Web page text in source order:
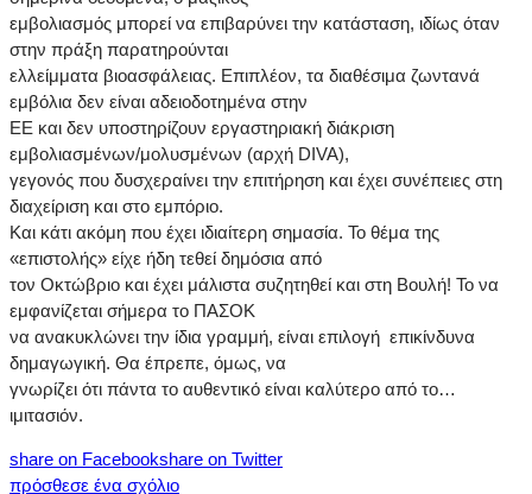
εμβολιασμός μπορεί να επιβαρύνει την κατάσταση, ιδίως όταν
στην πράξη παρατηρούνται
ελλείμματα βιοασφάλειας. Επιπλέον, τα διαθέσιμα ζωντανά
εμβόλια δεν είναι αδειοδοτημένα στην
ΕΕ και δεν υποστηρίζουν εργαστηριακή διάκριση
εμβολιασμένων/μολυσμένων (αρχή DIVA),
γεγονός που δυσχεραίνει την επιτήρηση και έχει συνέπειες στη
διαχείριση και στο εμπόριο.
Και κάτι ακόμη που έχει ιδιαίτερη σημασία. Το θέμα της
«επιστολής» είχε ήδη τεθεί δημόσια από
τον Οκτώβριο και έχει μάλιστα συζητηθεί και στη Βουλή! Το να
εμφανίζεται σήμερα το ΠΑΣΟΚ
να ανακυκλώνει την ίδια γραμμή, είναι επιλογή επικίνδυνα
δημαγωγική. Θα έπρεπε, όμως, να
γνωρίζει ότι πάντα το αυθεντικό είναι καλύτερο από το…
ιμιτασιόν.
share on Facebookshare on Twitter
πρόσθεσε ένα σχόλιο